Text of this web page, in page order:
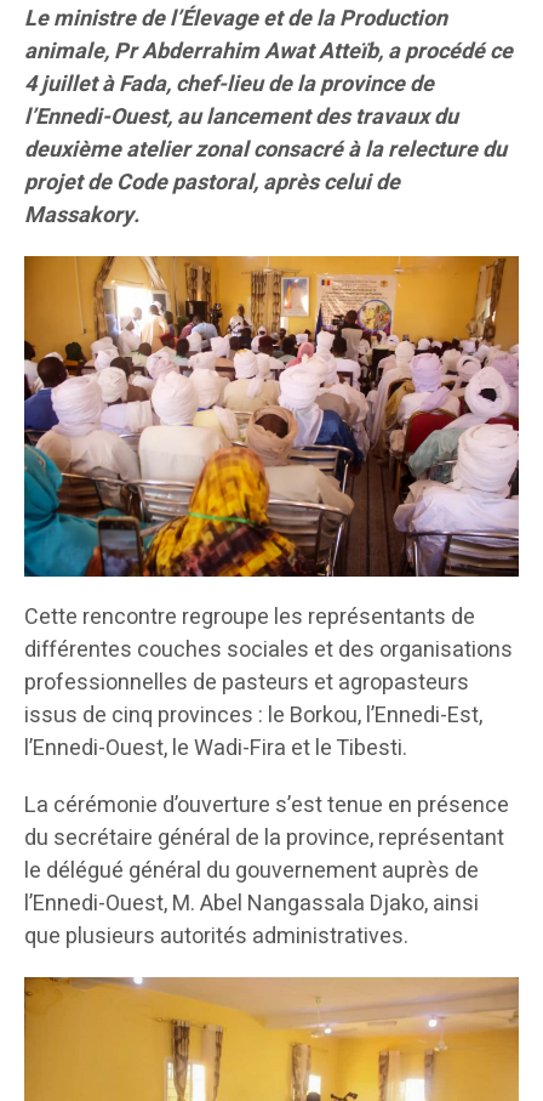
Le ministre de l’Élevage et de la Production
animale, Pr Abderrahim Awat Atteïb, a procédé ce
4 juillet à Fada, chef-lieu de la province de
l’Ennedi-Ouest, au lancement des travaux du
deuxième atelier zonal consacré à la relecture du
projet de Code pastoral, après celui de
Massakory.
Cette rencontre regroupe les représentants de
différentes couches sociales et des organisations
professionnelles de pasteurs et agropasteurs
issus de cinq provinces : le Borkou, l’Ennedi-Est,
l’Ennedi-Ouest, le Wadi-Fira et le Tibesti.
La cérémonie d’ouverture s’est tenue en présence
du secrétaire général de la province, représentant
le délégué général du gouvernement auprès de
l’Ennedi-Ouest, M. Abel Nangassala Djako, ainsi
que plusieurs autorités administratives.